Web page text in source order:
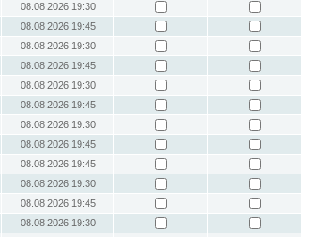
08.08.2026 19:30
08.08.2026 19:45
08.08.2026 19:30
08.08.2026 19:45
08.08.2026 19:30
08.08.2026 19:45
08.08.2026 19:30
08.08.2026 19:45
08.08.2026 19:45
08.08.2026 19:30
08.08.2026 19:45
08.08.2026 19:30